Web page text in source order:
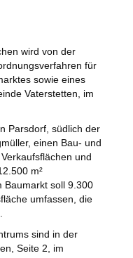
wird von der
für
sowie eines
Vaterstetten, im
Parsdorf, südlich der
einen Bau- und
und
m²
Baumarkt soll 9.300
umfassen, die
sind in der
Seite 2, im